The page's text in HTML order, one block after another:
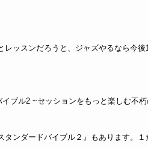
ッスンだろうと、ジャズやるなら今後
ブル2 ~セッションをもっと楽しむ不朽
ンダードバイブル２』もあります。